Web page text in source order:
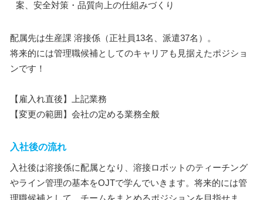
案、安全対策・品質向上の仕組みづくり
配属先は生産課 溶接係（正社員13名、派遣37名）。
将来的には管理職候補としてのキャリアも見据えたポジショ
ンです！
【雇入れ直後】上記業務
【変更の範囲】会社の定める業務全般
入社後の流れ
入社後は溶接係に配属となり、溶接ロボットのティーチング
やライン管理の基本をOJTで学んでいきます。将来的には管
理職候補として、チームをまとめるポジションを目指せま